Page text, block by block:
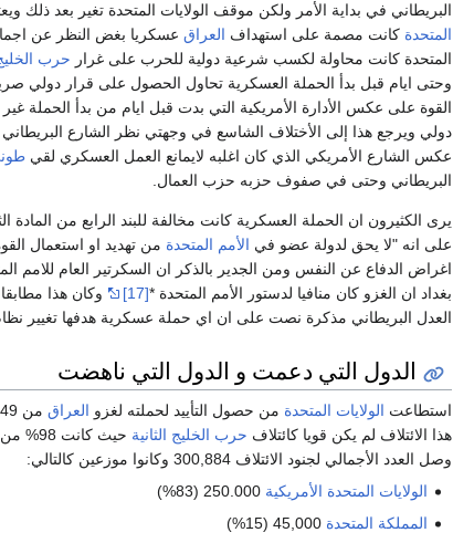
البريطاني في بداية الأمر ولكن موقف الولايات المتحدة تغير بعد ذلك
المتحدة كانت مصمة على استهداف العراق عسكريا بغض النظر عن
المتحدة كانت محاولة لكسب شرعية دولية للحرب على غرار حرب الخليج
وحتى ايام قبل بدأ الحملة العسكرية تحاول الحصول على قرار دولي
القوة على عكس الأدارة الأمريكية التي بدت قبل ايام من بدأ الحملة
دولي ويرجع هذا إلى الأختلاف الشاسع في وجهتي نظر الشارع
عكس الشارع الأمريكي الذي كان اغلبه لايمانع العمل العسكري لقي
البريطاني وحتى في صفوف حزبه حزب العمال.
يرى الكثيرون ان الحملة العسكرية كانت مخالفة للبند الرابع من المادة
على انه "لا يحق لدولة عضو في الأمم المتحدة من تهديد او استعمال
اغراض الدفاع عن النفس ومن الجدير بالذكر ان السكرتير العام للامم
بغداد ان الغزو كان منافيا لدستور الأمم المتحدة *[17] وكان هذا
العدل البريطاني مذكرة نصت على ان اي حملة عسكرية هدفها تغيير
الدول التي دعمت و الدول التي ناهضت
استطاعت الولايات المتحدة من حصول التأييد لحملته لغزو العراق
هذا الائتلاف لم يكن قويا كائتلاف حرب الخليج الثانية
حيث
وصل العدد الأجمالي لجنود الائتلاف 300,884 وكانوا موزعين كالتالي:
الولايات المتحدة الأمريكية 250.000 (83%)
المملكة المتحدة 45,000 (15%)